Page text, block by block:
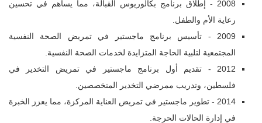
2008 - إطلاق برنامج بكالوريوس القبالة، مما يساهم في تحسين
رعاية الأم والطفل.
2009 - تأسيس برنامج ماجستير في تمريض الصحة النفسية
المجتمعية لتلبية الحاجة المتزايدة لخدمات الصحة النفسية.
2012 - تقديم أول برنامج ماجستير في تمريض التخدير في
فلسطين، وتدريب ممرضي التخدير المتخصصين.
2014 - تطوير ماجستير في تمريض العناية المركزة، مما يعزز الخبرة
في إدارة الحالات الحرجة.